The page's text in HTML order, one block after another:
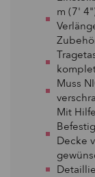
m (7'
Muss
Mit
Decke